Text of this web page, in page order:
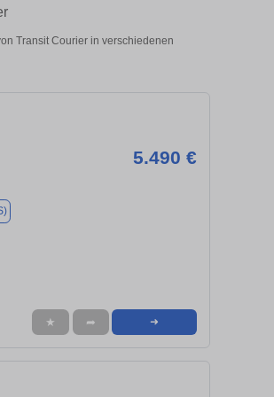
Transit Courier in verschiedenen
5.490 €
★ ➦ ➜